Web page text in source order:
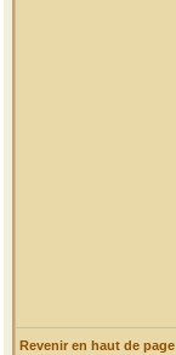
Revenir en haut de page